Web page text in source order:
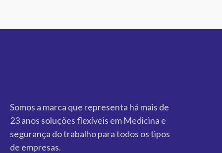
Somos a marca que representa há mais de
23 anos soluções flexíveis em Medicina e
segurança do trabalho para todos os tipos
de empresas.